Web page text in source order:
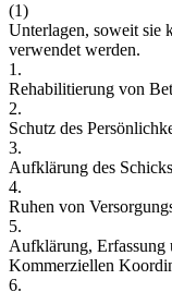
(1)
Unterlagen, soweit sie
verwendet werden.
1.
Rehabilitierung von
2.
Schutz des
3.
Aufklärung des
4.
Ruhen von
5.
Aufklärung, Erfassung
Kommerziellen
6.